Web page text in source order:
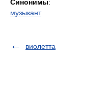
Синонимы:
музыкант
виолетта